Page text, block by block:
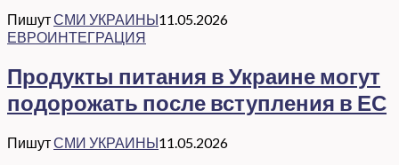
ПишутСМИ УКРАИНЫ11.05.2026
ЕВРОИНТЕГРАЦИЯ
Продукты питания в Украине могут
подорожать после вступления в ЕС
ПишутСМИ УКРАИНЫ11.05.2026